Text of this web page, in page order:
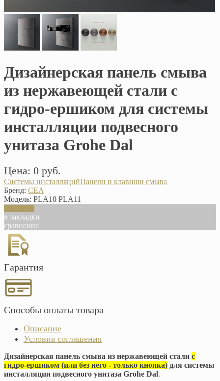
Дизайнерская панель смыва
из нержавеющей стали с
гидро-ершиком для системы
инсталляции подвесного
унитаза Grohe Dal
Цена: 0 руб.
Системы инсталляцийПанели и клавиши смыва
Бренд: CEA
Модель: PLA10 PLA11
в закладки
сравнение
Гарантия
Способы оплаты товара
Описание
Условия соглашения
Дизайнерская панель смыва из нержавеющей стали с
гидро-ершиком (или без него - только кнопка) для системы
инсталляции подвесного унитаза Grohe Dal.